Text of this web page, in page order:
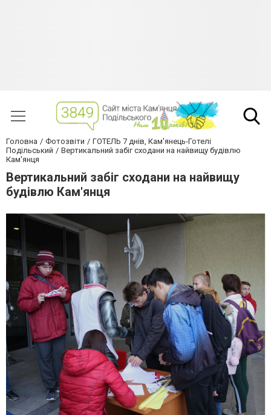
Головна Фотозвіти
ГОТЕЛЬ 7 днів, Кам'янець-Готелі
Подільський
Вертикальний забіг сходани на найвищу будівлю
Кам'янця
Вертикальний забіг сходани на найвищу
будівлю Кам'янця